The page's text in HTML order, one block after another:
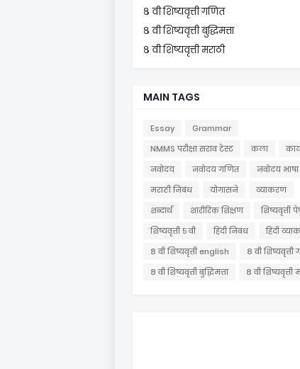
८ वी शिष्यवृत्ती गणित
८ वी शिष्यवृत्ती बुद्धिमत्ता
८ वी शिष्यवृत्ती मराठी
MAIN TAGS
Essay
Grammar
NMMS परीक्षा सराव टेस्ट
कला
नवोदय
नवोदय गणित
नवोदय भाषा
मराठी निबंध
योगासने
व्याकरण
शब्दार्थ
शारीरिक शिक्षण
शिष्यवृत्ती
शिष्यवृत्ती ५ वी
हिंदी निबंध
हिंदी
८ वी शिष्यवृत्ती english
८ वी शिष्यवृत्ती
८ वी शिष्यवृत्ती बुद्धिमत्ता
८ वी शिष्यवृत्ती